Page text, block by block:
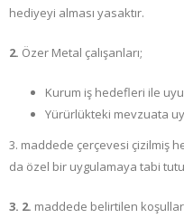
hediyeyi alması yasaktır.
2. Özer Metal çalışanları;
Kurum iş hedefleri ile
Yürürlükteki mevzuata
3. maddede çerçevesi çizilmiş
da özel bir uygulamaya tabi
3. 2. maddede belirtilen